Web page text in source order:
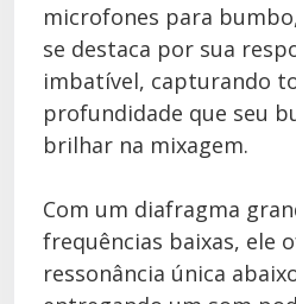
microfones para
se destaca por sua
imbatível, capturando
profundidade que seu
brilhar na mixagem.
Com um diafragma
frequências baixas, ele
ressonância única